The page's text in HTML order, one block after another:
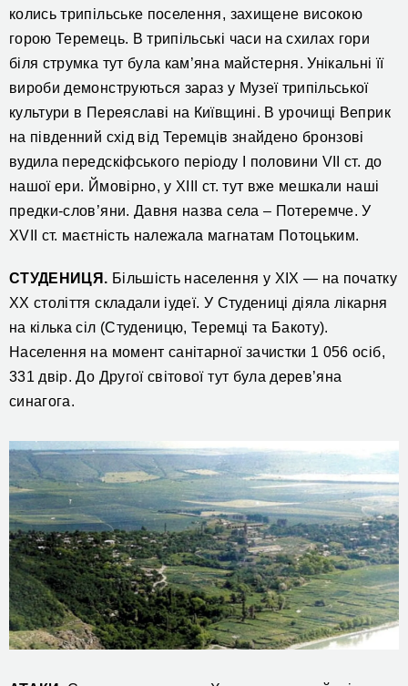
колись трипільське поселення, захищене високою
горою Теремець. В трипільські часи на схилах гори
біля струмка тут була кам’яна майстерня. Унікальні її
вироби демонструються зараз у Музеї трипільської
культури в Переяславі на Київщині. В урочищі Веприк
на південний схід від Теремців знайдено бронзові
вудила передскіфського періоду І половини VII ст. до
нашої ери. Ймовірно, у ХІІІ ст. тут вже мешкали наші
предки-слов’яни. Давня назва села – Потеремче. У
XVII ст. маєтність належала магнатам Потоцьким.
СТУДЕНИЦЯ. Більшість населення у ХІХ — на початку
ХХ століття складали іудеї. У Студениці діяла лікарня
на кілька сіл (Студеницю, Теремці та Бакоту).
Населення на момент санітарної зачистки 1 056 осіб,
331 двір. До Другої світової тут була дерев’яна
синагога.